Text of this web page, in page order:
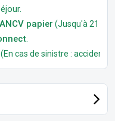
papier (Jusqu'à 21
(En cas de sinistre : accident,